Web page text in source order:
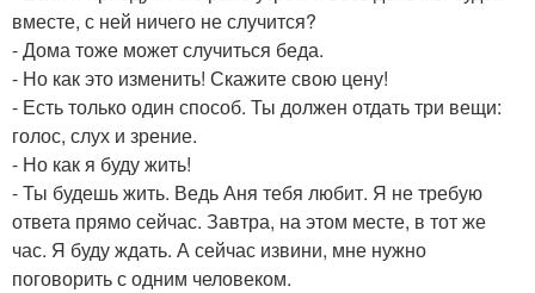
вместе, с ней ничего не случится?
- Дома тоже может случиться беда.
- Но как это изменить! Скажите свою цену!
- Есть только один способ. Ты должен отдать три вещи:
голос, слух и зрение.
- Но как я буду жить!
- Ты будешь жить. Ведь Аня тебя любит. Я не требую
ответа прямо сейчас. Завтра, на этом месте, в тот же
час. Я буду ждать. А сейчас извини, мне нужно
поговорить с одним человеком.